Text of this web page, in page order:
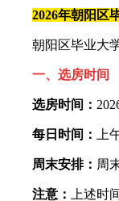
2026年朝阳区
朝阳区毕业大学
一、选房时间
选房时间：
每日时间： 上
周末安排： 周
注意： 上述时